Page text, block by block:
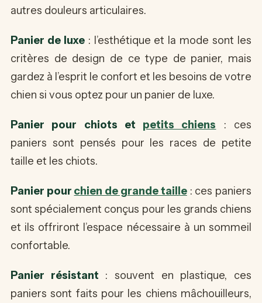
autres douleurs articulaires.
Panier de luxe: l’esthétique et la mode sont les
critères de design de ce type de panier, mais
gardez à l’esprit le confort et les besoins de votre
chien si vous optez pour un panier de luxe.
Panier pour chiots et petits chiens : ces
paniers sont pensés pour les races de petite
taille et les chiots.
Panier pour chien de grande taille: ces paniers
sont spécialement conçus pour les grands chiens
et ils offriront l’espace nécessaire à un sommeil
confortable.
Panier résistant : souvent en plastique, ces
paniers sont faits pour les chiens mâchouilleurs,